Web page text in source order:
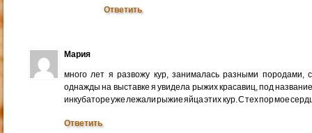
Ответить
Мария
много лет я развожу кур, занималась разными породами,
однажды на выставке я увидела рыжих красавиц, под
инкубаторе уже лежали рыжие яйца этих кур. С тех пор мое
Ответить